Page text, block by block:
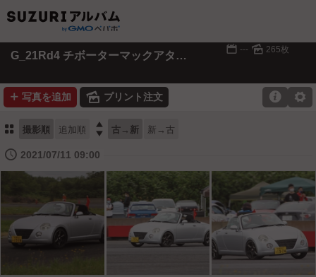
G_21Rd4 チボーターマックアタック 📅 --- 🌄 265枚
➕ 写真を追加 🌄 プリント注文 ⚙

⚏ 撮影順 追加順  古→新 新→古
🕔 2021/07/11 09:00